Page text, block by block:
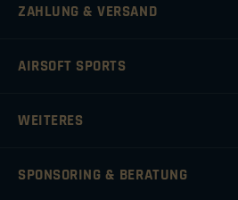
ZAHLUNG & VERSAND
AIRSOFT SPORTS
WEITERES
SPONSORING & BERATUNG